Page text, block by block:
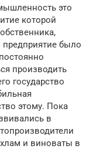
это
которой
предприятие было
производить
государство
этому. Пока
в
и виноваты в